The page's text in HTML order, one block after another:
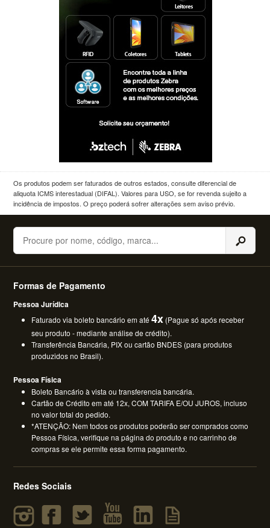
Os produtos podem ser faturados de outros estados, consulte diferencial de
aliquota ICMS interestadual (DIFAL). Valores para USO, se for revenda sujeito a
incidência de impostos. O preço poderá sofrer alterações sem aviso prévio.
Buscar
Formas de Pagamento
Pessoa Jurídica
Faturado via boleto bancário em até4x (Pague só após receber
seu produto - mediante análise de crédito).
Transferência Bancária, PIX ou cartão BNDES (para produtos
produzidos no Brasil).
Pessoa Física
Boleto Bancário à vista ou transferencia bancária.
Cartão de Crédito em até 12x, COM TARIFA E/OU JUROS, incluso
no valor total do pedido.
*ATENÇÃO: Nem todos os produtos poderão ser comprados como
Pessoa Física, verifique na página do produto e no carrinho de
compras se ele permite essa forma pagamento.
Redes Sociais